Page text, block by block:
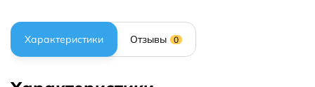
Характеристики Отзывы 0